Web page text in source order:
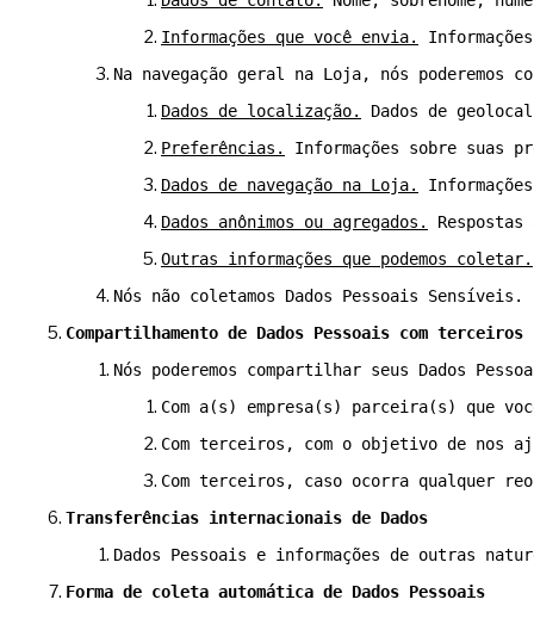
Informações que você envia.
Na navegação geral na Loja, nós poderemos
Dados de localização.
Dados de
Preferências.
Informações sobre suas
Dados de navegação na Loja.
Dados anônimos ou agregados.
Outras informações que podemos coletar.
Nós não coletamos Dados Pessoais Sensíveis.
Compartilhamento de Dados Pessoais com terceiros
Nós poderemos compartilhar seus Dados
Com a(s) empresa(s) parceira(s) que
Com terceiros, com o objetivo de nos
Com terceiros, caso ocorra qualquer
Transferências internacionais de Dados
Dados Pessoais e informações de outras
Forma de coleta automática de Dados Pessoais